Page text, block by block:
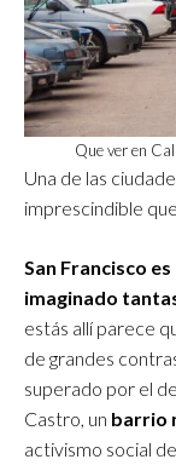
Que ver en
Una de las
imprescindible
San Francisco
imaginado
estás allí parece
de grandes
superado por el
Castro, un barrio
activismo social